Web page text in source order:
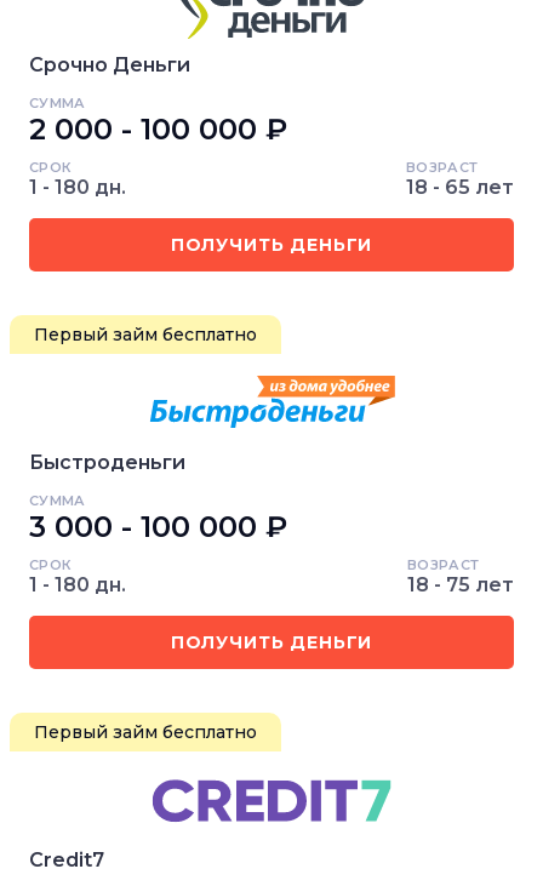
Срочно Деньги
СУММА
2 000 - 100 000 ₽
СРОК
1 - 180 дн.
ВОЗРАСТ
18 - 65 лет
ПОЛУЧИТЬ ДЕНЬГИ
Первый займ бесплатно
Быстроденьги
СУММА
3 000 - 100 000 ₽
СРОК
1 - 180 дн.
ВОЗРАСТ
18 - 75 лет
ПОЛУЧИТЬ ДЕНЬГИ
Первый займ бесплатно
Credit7